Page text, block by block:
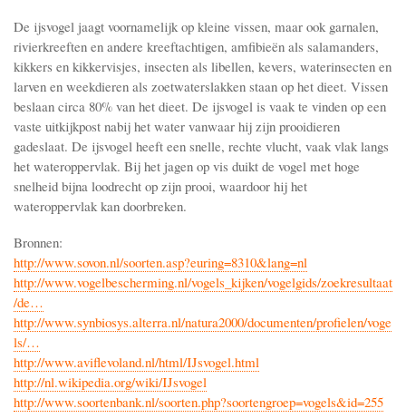
De ijsvogel jaagt voornamelijk op kleine vissen, maar ook garnalen,
rivierkreeften en andere kreeftachtigen, amfibieën als salamanders,
kikkers en kikkervisjes, insecten als libellen, kevers, waterinsecten en
larven en weekdieren als zoetwaterslakken staan op het dieet. Vissen
beslaan circa 80% van het dieet. De ijsvogel is vaak te vinden op een
vaste uitkijkpost nabij het water vanwaar hij zijn prooidieren
gadeslaat. De ijsvogel heeft een snelle, rechte vlucht, vaak vlak langs
het wateroppervlak. Bij het jagen op vis duikt de vogel met hoge
snelheid bijna loodrecht op zijn prooi, waardoor hij het
wateroppervlak kan doorbreken.
Bronnen:
http://www.sovon.nl/soorten.asp?euring=8310&lang=nl
http://www.vogelbescherming.nl/vogels_kijken/vogelgids/zoekresultaat
/de…
http://www.synbiosys.alterra.nl/natura2000/documenten/profielen/voge
ls/…
http://www.aviflevoland.nl/html/IJsvogel.html
http://nl.wikipedia.org/wiki/IJsvogel
http://www.soortenbank.nl/soorten.php?soortengroep=vogels&id=255